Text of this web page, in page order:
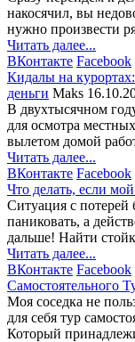
накосячил, вы
нужно произвести
Читать далее...
ВКонтакте Facebook
Кидалы на
деньги Maks
В двухтысячном
для осмотра
вылетом домой
Читать далее...
ВКонтакте Facebook
Что делать, если
Ситуация с потерей
паниковать, а
дальше! Найти
Читать далее...
ВКонтакте Facebook
Самостоятельного
Моя соседка не
для себя тур
Который